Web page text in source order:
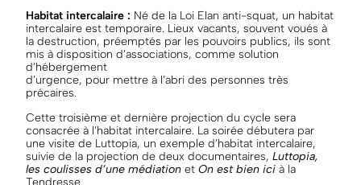
Habitat intercalaire : Né de la Loi Elan anti-squat, un habitat
intercalaire est temporaire. Lieux vacants, souvent voués à
la destruction, préemptés par les pouvoirs publics, ils sont
mis à disposition d’associations, comme solution
d’hébergement
d’urgence, pour mettre à l’abri des personnes très
précaires.
Cette troisième et dernière projection du cycle sera
consacrée à l’habitat intercalaire. La soirée débutera par
une visite de Luttopia, un exemple d’habitat intercalaire,
suivie de la projection de deux documentaires, Luttopia,
les coulisses d’une médiation et On est bien ici à la
Tendresse.